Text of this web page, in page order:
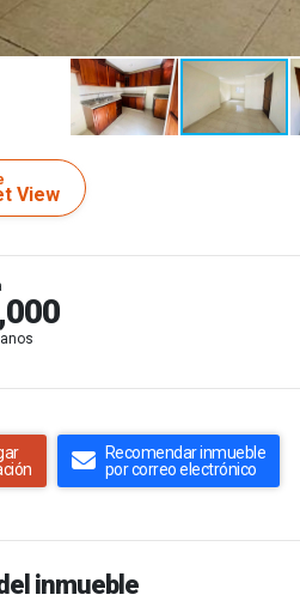
View
Recomendar inmueble
por correo electrónico
inmueble